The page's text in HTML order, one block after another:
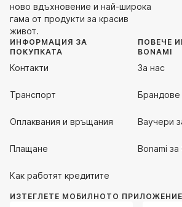
ново вдъхновение и най-широка
гама от продукти за красив
живот.
ИНФОРМАЦИЯ ЗА
ПОКУПКАТА
Контакти
Транспорт
Оплаквания и връщания
Плащане
Как работят кредитите
ПОВЕЧЕ
BONAMI
За нас
Брандове
Ваучери
Bonami за
ИЗТЕГЛЕТЕ МОБИЛНОТО ПРИЛОЖЕНИЕ